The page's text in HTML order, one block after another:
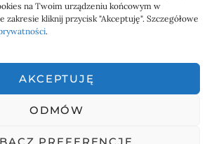
na Twoim urządzeniu końcowym w
zakresie kliknij przycisk "Akceptuję". Szczegółowe
.
AKCEPTUJĘ
ODMÓW
PREFERENCJE